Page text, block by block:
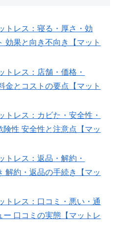
トレス：寝る・厚さ・効
効果と向き不向き【マット
トレス：店舗・価格・
金とコストの要点【マット
トレス：カビた・安全性・
険性 安全性と注意点【マッ
トレス：返品・解約・
解約・返品の手続き【マッ
トレス：口コミ・悪い・通
口コミの実態【マットレ